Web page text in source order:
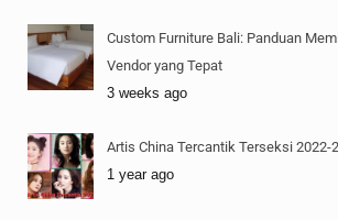
Custom Furniture Bali: Panduan
Vendor yang Tepat
3 weeks ago
Artis China Tercantik Terseksi 2022-
1 year ago